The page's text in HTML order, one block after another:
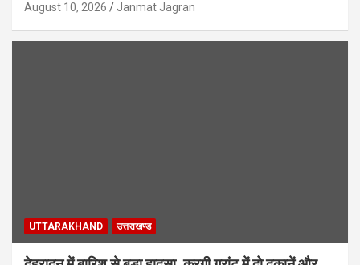
August 10, 2026 Janmat Jagran
UTTARAKHAND उत्तराखण्ड